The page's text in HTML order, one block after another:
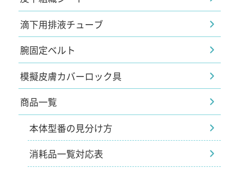
滴下用排液チューブ
腕固定ベルト
模擬皮膚カバーロック具
商品一覧
本体型番の見分け方
消耗品一覧対応表